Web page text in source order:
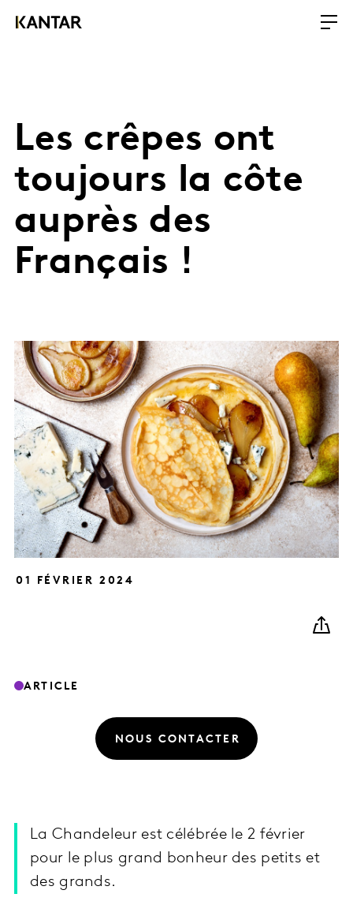
Les crêpes ont
toujours la côte
auprès des
Français !
01 FÉVRIER 2024
ARTICLE
NOUS CONTACTER
La Chandeleur est célébrée le 2 février
pour le plus grand bonheur des petits et
des grands.